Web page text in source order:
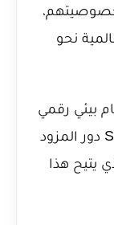
نحو
بيئي رقمي
أكثر استدامة وتنوعًا، حيث تلعب STC دور المزود
يتيح هذا